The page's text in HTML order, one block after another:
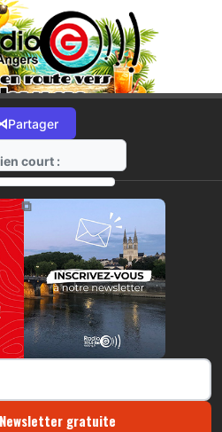
Partager
court :
https://radio-g.fr?18184
⧉
gratuite